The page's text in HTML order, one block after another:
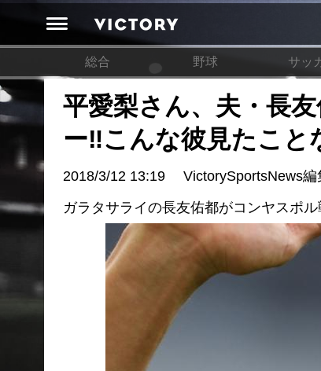
総合 野球 サッ
平愛梨さん、夫・長
ー‼︎こんな彼見たこと
2018/3/12 13:19
VictorySportsNews編
ガラタサライの長友佑都がコンヤスポ